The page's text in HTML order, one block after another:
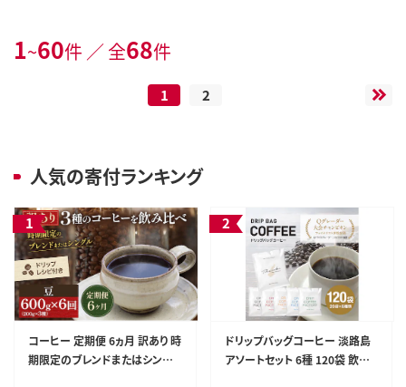
1~60件 ／ 全68件
1 2
人気の寄付ランキング
コーヒー 定期便 6ヵ月 訳あり 時
期限定のブレンドまたはシング
ドリップバッグコーヒー 淡路島
アソートセット 6種 120袋 飲み